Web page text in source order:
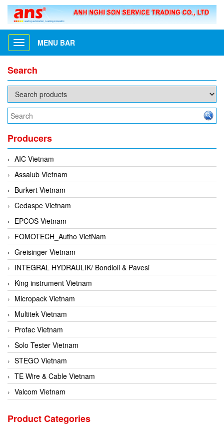
Toggle
navigation
MENU BAR
Search
Producers
AIC Vietnam
Assalub Vietnam
Burkert Vietnam
Cedaspe Vietnam
EPCOS Vietnam
FOMOTECH_Autho VietNam
Greisinger Vietnam
INTEGRAL HYDRAULIK/ Bondioli & Pavesi
King instrument Vietnam
Micropack Vietnam
Multitek Vietnam
Profac Vietnam
Solo Tester Vietnam
STEGO Vietnam
TE Wire & Cable Vietnam
Valcom Vietnam
3CTEST Vietnam
Product Categories